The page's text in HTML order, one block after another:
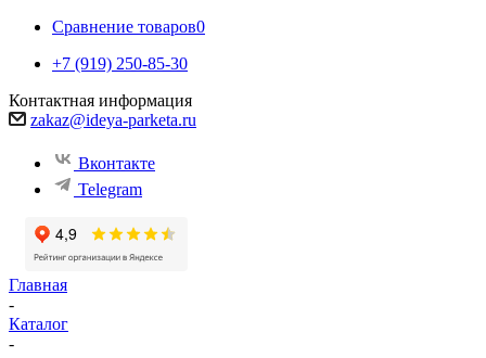
Сравнение товаров0
+7 (919) 250-85-30
Контактная информация
zakaz@ideya-parketa.ru
Вконтакте
Telegram
Главная
-
Каталог
-